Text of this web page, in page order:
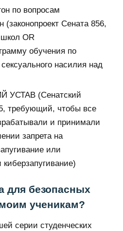
по вопросам
(законопроект Сената 856,
OR
обучения по
насилия над
(Сенатский
требующий, чтобы все
и принимали
запрета на
или
киберзапугивание)
для безопасных
ученикам?
серии студенческих